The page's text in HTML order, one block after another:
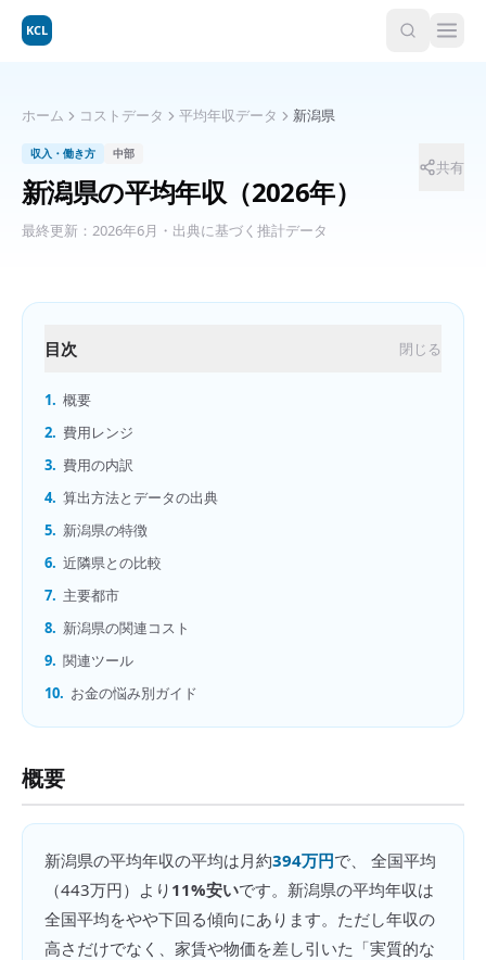
KCL
ホーム コストデータ 平均年収データ 新潟県
収入・働き方 中部
新潟県の平均年収（2026年）
最終更新： 2026年6月 ・出典に基づく推計データ
共有
目次 閉じる
1. 概要
2. 費用レンジ
3. 費用の内訳
4. 算出方法とデータの出典
5. 新潟県の特徴
6. 近隣県との比較
7. 主要都市
8. 新潟県の関連コスト
9. 関連ツール
10. お金の悩み別ガイド
概要
新潟県の平均年収の平均は月約394万円で、 全国平均
（443万円）より 11%安いです。 新潟県の平均年収は
全国平均をやや下回る傾向にあります。ただし年収の
高さだけでなく、家賃や物価を差し引いた「実質的な